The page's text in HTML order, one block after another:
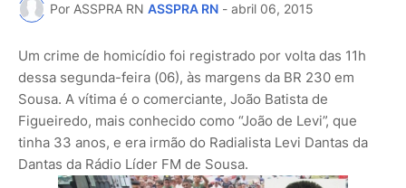
Por ASSPRA RN ASSPRA RN - abril 06, 2015
Um crime de homicídio foi registrado por volta das 11h
dessa segunda-feira (06), às margens da BR 230 em
Sousa. A vítima é o comerciante, João Batista de
Figueiredo, mais conhecido como “João de Levi”, que
tinha 33 anos, e era irmão do Radialista Levi Dantas da
Dantas da Rádio Líder FM de Sousa.